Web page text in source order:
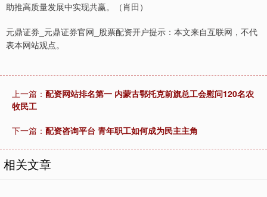
助推高质量发展中实现共赢。（肖田）
元鼎证券_元鼎证券官网_股票配资开户提示：本文来自互联网，不代
表本网站观点。
上一篇： 配资网站排名第一 内蒙古鄂托克前旗总工会慰问120名农
牧民工
下一篇： 配资咨询平台 青年职工如何成为民主主角
相关文章